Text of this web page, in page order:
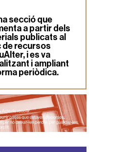
secció que
a partir dels
publicats al
de recursos
i es va
i ampliant
periòdica.